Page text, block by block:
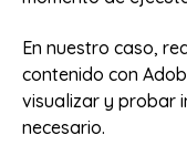
En nuestro caso,
contenido con
visualizar y probar
necesario.